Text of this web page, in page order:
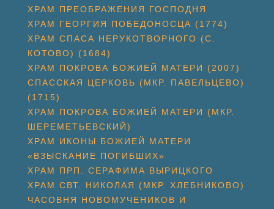
ХРАМ ПРЕОБРАЖЕНИЯ ГОСПОДНЯ
ХРАМ ГЕОРГИЯ ПОБЕДОНОСЦА (1774)
ХРАМ СПАСА НЕРУКОТВОРНОГО (С.
КОТОВО) (1684)
ХРАМ ПОКРОВА БОЖИЕЙ МАТЕРИ (2007)
СПАССКАЯ ЦЕРКОВЬ (МКР. ПАВЕЛЬЦЕВО)
(1715)
ХРАМ ПОКРОВА БОЖИЕЙ МАТЕРИ (МКР.
ШЕРЕМЕТЬЕВСКИЙ)
ХРАМ ИКОНЫ БОЖИЕЙ МАТЕРИ
«ВЗЫСКАНИЕ ПОГИБШИХ»
ХРАМ ПРП. СЕРАФИМА ВЫРИЦКОГО
ХРАМ СВТ. НИКОЛАЯ (МКР. ХЛЕБНИКОВО)
ЧАСОВНЯ НОВОМУЧЕНИКОВ И